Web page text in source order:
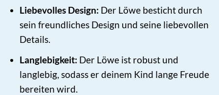
Liebevolles Design: Der Löwe besticht durch
sein freundliches Design und seine liebevollen
Details.
Langlebigkeit: Der Löwe ist robust und
langlebig, sodass er deinem Kind lange Freude
bereiten wird.